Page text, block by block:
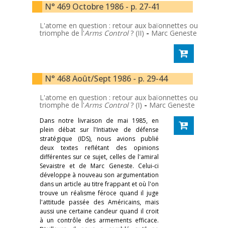
N° 469 Octobre 1986 - p. 27-41
L'atome en question : retour aux baïonnettes ou
triomphe de l'Arms Control? (II) - Marc Geneste
N° 468 Août/Sept 1986 - p. 29-44
L'atome en question : retour aux baïonnettes ou
triomphe de l'Arms Control? (I) - Marc Geneste
Dans notre livraison de mai 1985, en
plein débat sur l'Intiative de défense
stratégique (IDS), nous avions publié
deux textes reflétant des opinions
différentes sur ce sujet, celles de l'amiral
Sevaistre et de Marc Geneste. Celui-ci
développe à nouveau son argumentation
dans un article au titre frappant et où l'on
trouve un réalisme féroce quand il juge
l'attitude passée des Américains, mais
aussi une certaine candeur quand il croit
à un contrôle des armements efficace.